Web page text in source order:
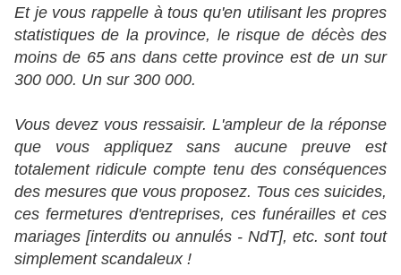
Et je vous rappelle à tous qu'en utilisant les propres
statistiques de la province, le risque de décès des
moins de 65 ans dans cette province est de un sur
300 000. Un sur 300 000.
Vous devez vous ressaisir. L'ampleur de la réponse
que vous appliquez sans aucune preuve est
totalement ridicule compte tenu des conséquences
des mesures que vous proposez. Tous ces suicides,
ces fermetures d'entreprises, ces funérailles et ces
mariages [interdits ou annulés - NdT], etc. sont tout
simplement scandaleux !